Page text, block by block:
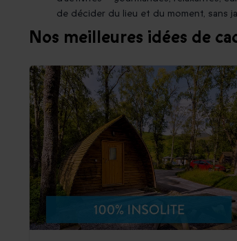
de décider du lieu et du moment, sans
Nos meilleures idées de